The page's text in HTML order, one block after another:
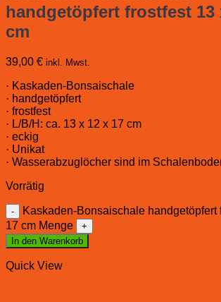
handgetöpfert frostfest 13
cm
39,00 € inkl. Mwst.
· Kaskaden-Bonsaischale
· handgetöpfert
· frostfest
· L/B/H: ca. 13 x 12 x 17 cm
· eckig
· Unikat
· Wasserabzuglöcher sind im
Vorrätig
Kaskaden-Bonsaischale handgetöpfert
17 cm Menge
In den Warenkorb
Quick View